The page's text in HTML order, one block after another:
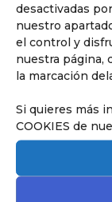
desactivadas
nuestro
el control y
nuestra página,
la marcación
Si quieres más
COOKIES de
Conoce
de